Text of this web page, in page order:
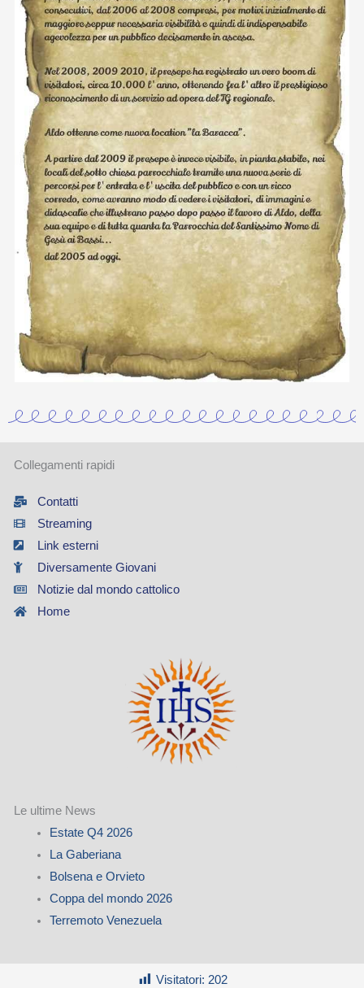
Collegamenti rapidi
Contatti
Streaming
Link esterni
Diversamente Giovani
Notizie dal mondo cattolico
Home
Le ultime News
Estate Q4 2026
La Gaberiana
Bolsena e Orvieto
Coppa del mondo 2026
Terremoto Venezuela
Visitatori: 202